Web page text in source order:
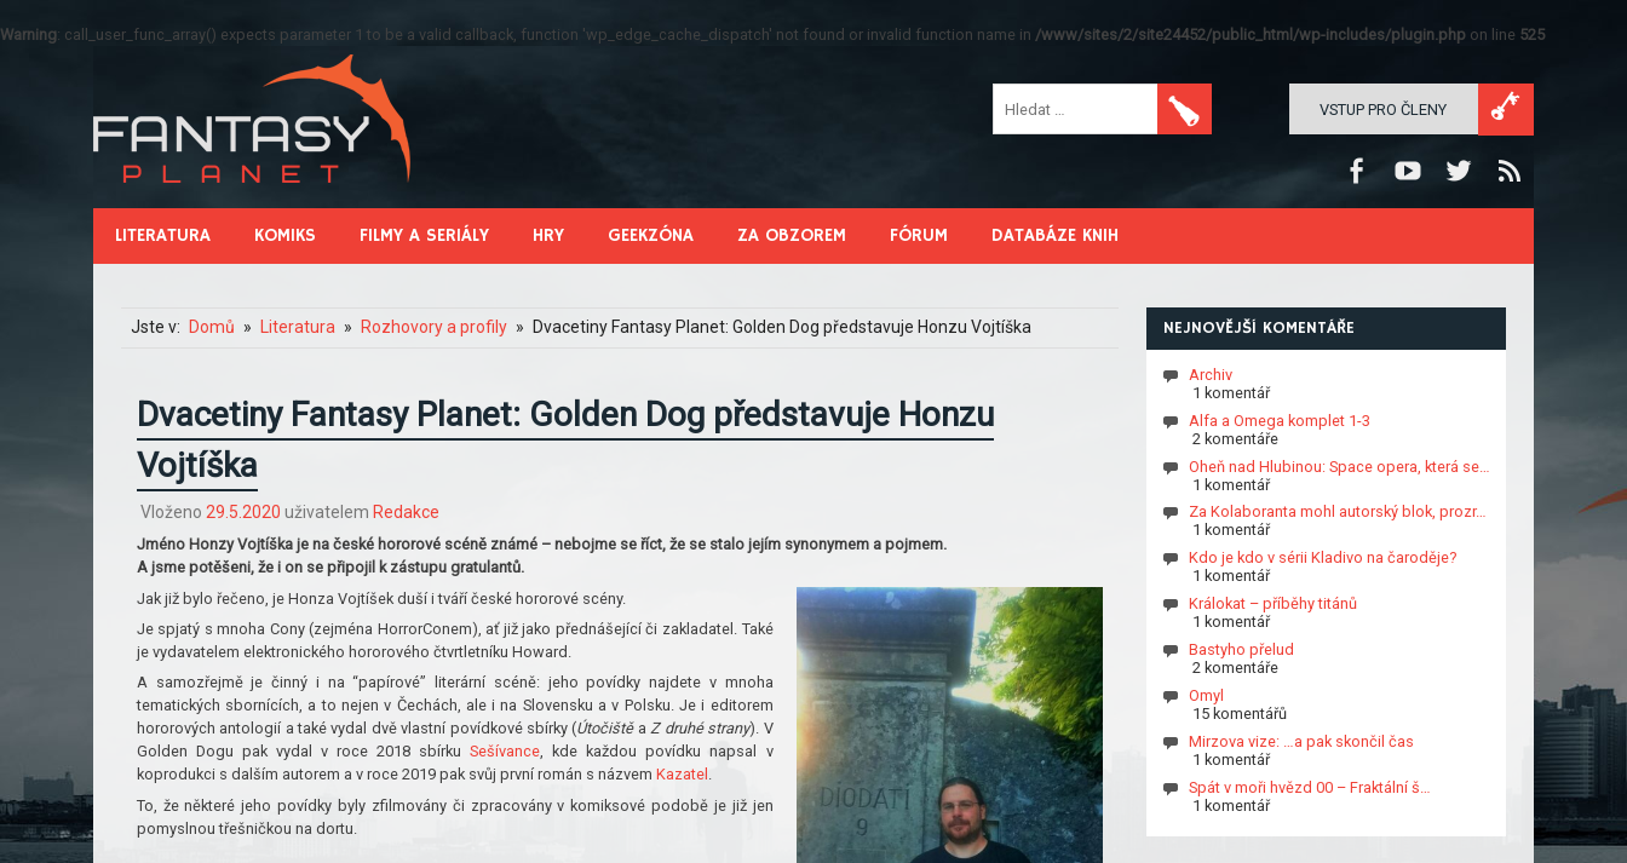
Warning: call_user_func_array() expects parameter 1 to be a valid callback, function 'wp_edge_cache_dispatch' not found or invalid function name in /www/sites/2/site24452/public_html/wp-includes/plugin.php on line 525
VSTUP PRO ČLENY
LITERATURA KOMIKS FILMY A SERIÁLY HRY GEEKZÓNA ZA OBZOREM FÓRUM DATABÁZE KNIH
Jste v: Domů Literatura Rozhovory a profily Dvacetiny Fantasy Planet: Golden Dog představuje Honzu Vojtíška
Dvacetiny Fantasy Planet: Golden Dog představuje Honzu
Vojtíška
Vloženo 29.5.2020 uživatelem Redakce
Jméno Honzy Vojtíška je na české hororové scéně známé – nebojme se říct, že se stalo jejím synonymem a pojmem.
A jsme potěšeni, že i on se připojil k zástupu gratulantů.
Jak již bylo řečeno, je Honza Vojtíšek duší i tváří české hororové scény.
Je spjatý s mnoha Cony (zejména HorrorConem), ať již jako přednášející či zakladatel. Také
je vydavatelem elektronického hororového čtvrtletníku Howard.
A samozřejmě je činný i na “papírové” literární scéně: jeho povídky najdete v mnoha
tematických sbornících, a to nejen v Čechách, ale i na Slovensku a v Polsku. Je i editorem
hororových antologií a také vydal dvě vlastní povídkové sbírky (ÚtočištěaZ druhé strany). V
Golden Dogu pak vydal v roce 2018 sbírkuSešívance, kde každou povídku napsal v
koprodukci s dalším autorem a v roce 2019 pak svůj první román s názvem Kazatel .
To, že některé jeho povídky byly zfilmovány či zpracovány v komiksové podobě je již jen
pomyslnou třešničkou na dortu.
NEJNOVĚJŠÍ KOMENTÁŘE
Archiv
1 komentář
Alfa a Omega komplet 1-3
2 komentáře
Oheň nad Hlubinou: Space opera, která se…
1 komentář
Za Kolaboranta mohl autorský blok, prozr…
1 komentář
Kdo je kdo v sérii Kladivo na čaroděje?
1 komentář
Králokat – příběhy titánů
1 komentář
Bastyho přelud
2 komentáře
Omyl
15 komentářů
Mirzova vize: …a pak skončil čas
1 komentář
Spát v moři hvězd 00 – Fraktální š…
1 komentář